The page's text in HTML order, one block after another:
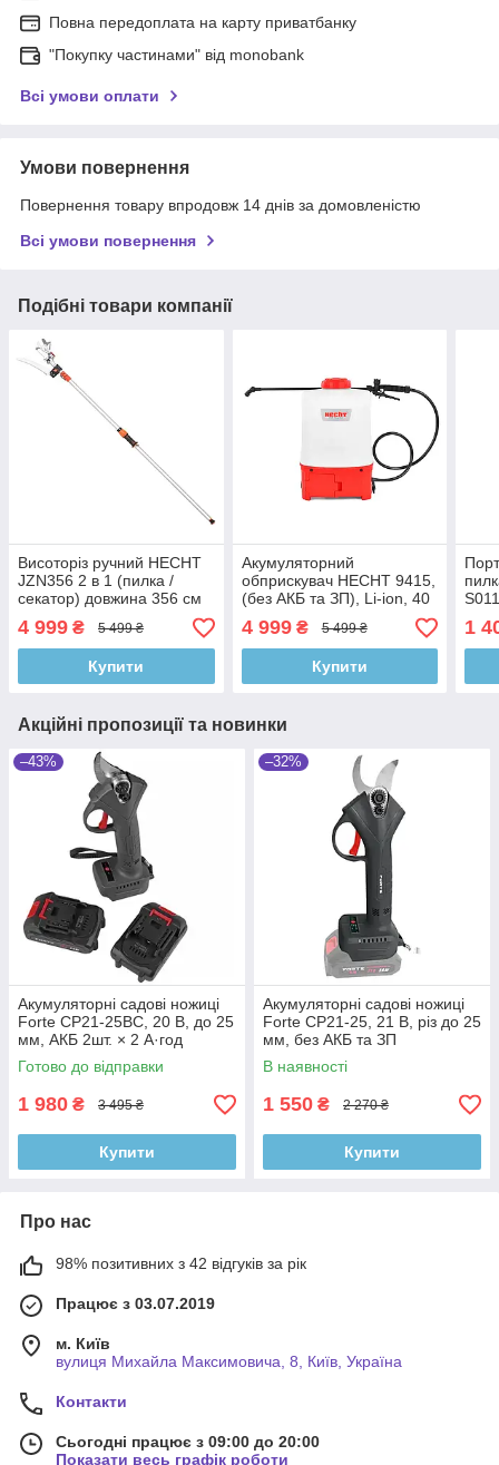
Повна передоплата на карту приватбанку
"Покупку частинами" від monobank
Всі умови оплати
Умови повернення
Повернення товару впродовж 14 днів за домовленістю
Всі умови повернення
Подібні товари компанії
Висоторіз ручний HECHT
JZN356 2 в 1 (пилка /
секатор) довжина 356 см
4 999 ₴ 5 499 ₴
Купити
Акумуляторний
обприскувач HECHT 9415,
(без АКБ та ЗП), Li-ion, 40
В, бак 15 л, тиск 2,8-6 Бар
4 999₴ 5 499 ₴
Купити
без
1
Акційні пропозиції та новинки
–43%
Акумуляторні садові ножиці
Forte CP21-25BC, 20 В, до 25
мм, АКБ 2шт. × 2 А·год
Готово до відправки
1 980 ₴ 3 495 ₴
Купити
–32%
Акумуляторні садові ножиці
Forte CP21-25, 21 В, різ до 25
мм, без АКБ та ЗП
В наявності
1 550 ₴ 2 270 ₴
Купити
Про нас
98% позитивних з 42 відгуків за рік
Працює з 03.07.2019
м. Київ
вулиця Михайла Максимовича, 8, Київ, Україна
Контакти
Сьогодні працює з 09:00 до 20:00
Показати весь графік роботи